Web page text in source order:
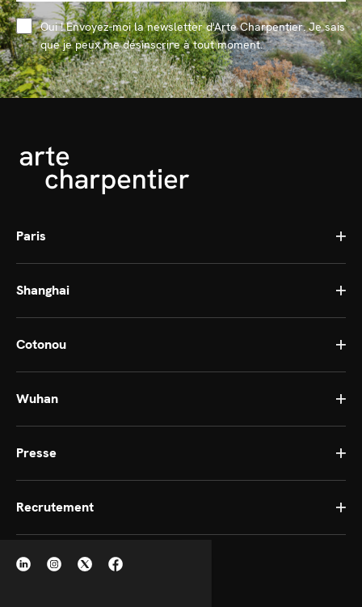
Oui ! Envoyez-moi la newsletter d'Arte Charpentier. Je sais
que je peux me désinscrire à tout moment.
Paris
Shanghai
Cotonou
Wuhan
Presse
Recrutement
Set